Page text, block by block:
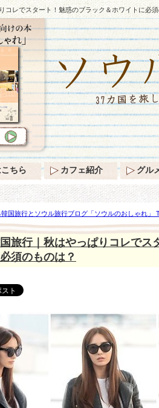
コレでスタート！魅惑のブラック＆ホワイトに必
国旅行とソウル旅行ブログ「ソウルのおしゃれ」
惑のブラック＆ホワイトに必須のものは？
旅行｜秋はやっぱりコレでス
須のものは？
ちら カフェ紹介 グル